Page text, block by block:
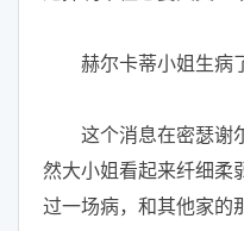
赫尔卡蒂小姐生病了
这个消息在密瑟谢
然大小姐看起来纤细柔
过一场病，和其他家的